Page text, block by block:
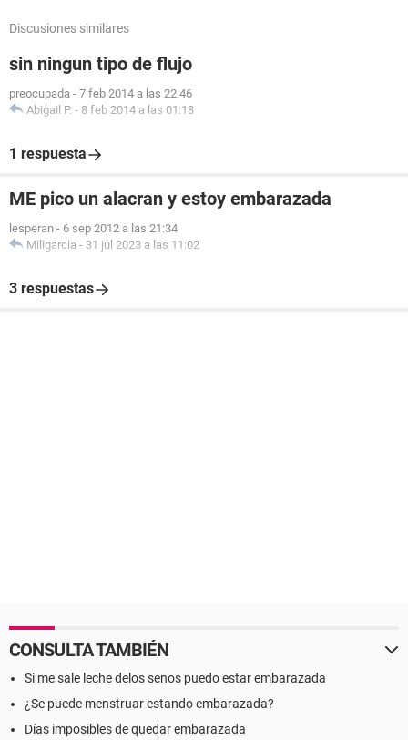
Discusiones similares
sin ningun tipo de flujo
preocupada - 7 feb 2014 a las 22:46
Abigail P. - 8 feb 2014 a las 01:18
1 respuesta
ME pico un alacran y estoy embarazada
lesperan - 6 sep 2012 a las 21:34
Miligarcia - 31 jul 2023 a las 11:02
3 respuestas
CONSULTA TAMBIÉN
Si me sale leche delos senos puedo estar embarazada
¿Se puede menstruar estando embarazada?
Días imposibles de quedar embarazada